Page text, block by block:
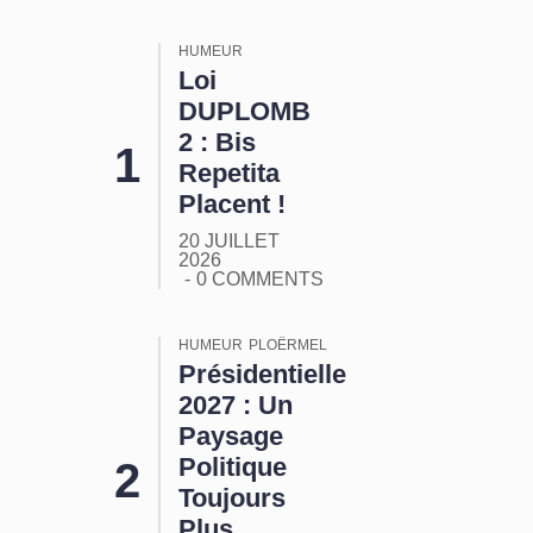
HUMEUR
Loi
DUPLOMB
2 : Bis
Repetita
Placent !
20 JUILLET
2026
0 COMMENTS
HUMEUR PLOËRMEL
Présidentielle
2027 : Un
Paysage
Politique
Toujours